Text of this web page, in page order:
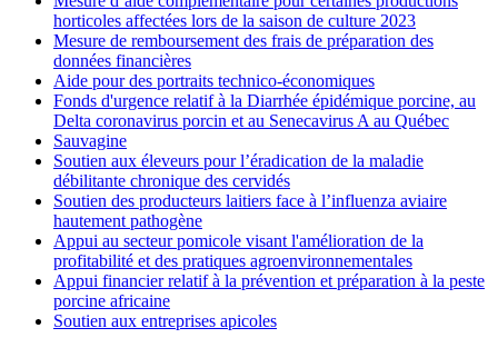
horticoles affectées lors de la saison de culture 2023
Mesure de remboursement des frais de préparation des
données financières
Aide pour des portraits technico-économiques
Fonds d'urgence relatif à la Diarrhée épidémique porcine, au
Delta coronavirus porcin et au Senecavirus A au Québec
Sauvagine
Soutien aux éleveurs pour l’éradication de la maladie
débilitante chronique des cervidés
Soutien des producteurs laitiers face à l’influenza aviaire
hautement pathogène
Appui au secteur pomicole visant l'amélioration de la
profitabilité et des pratiques agroenvironnementales
Appui financier relatif à la prévention et préparation à la peste
porcine africaine
Soutien aux entreprises apicoles